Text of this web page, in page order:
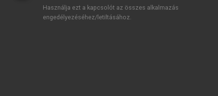
Használja ezt a kapcsolót az összes alkalmazás
engedélyezéséhez/letiltásához.